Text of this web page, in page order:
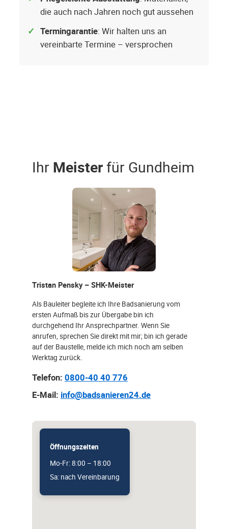
die auch nach Jahren noch gut aussehen
Termingarantie: Wir halten uns an
vereinbarte Termine – versprochen
Ihr Meisterfür Gundheim
Tristan Pensky – SHK-Meister
Als Bauleiter begleite ich Ihre Badsanierung vom
ersten Aufmaß bis zur Übergabe bin ich
durchgehend Ihr Ansprechpartner. Wenn Sie
anrufen, sprechen Sie direkt mit mir; bin ich gerade
auf der Baustelle, melde ich mich noch am selben
Werktag zurück.
Telefon: 0800-40 40 776
E-Mail: info@badsanieren24.de
Öffnungszeiten
Mo-Fr: 8:00 – 18:00
Sa: nach Vereinbarung